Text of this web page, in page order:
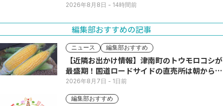
2026年8月8日 - 14時間前
編集部おすすめの記事
ニュース 編集部おすすめ
【近隣お出かけ情報】津南町のトウモロコシが
最盛期！国道ロードサイドの直売所は朝から長
い列
2026年8月7日 - 1日前
編集部おすすめ